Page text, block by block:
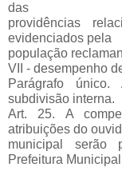
das
providências
evidenciados pela
população
VII - desempenho
Parágrafo
subdivisão interna.
Art. 25. A
atribuições do
municipal serão
Prefeitura